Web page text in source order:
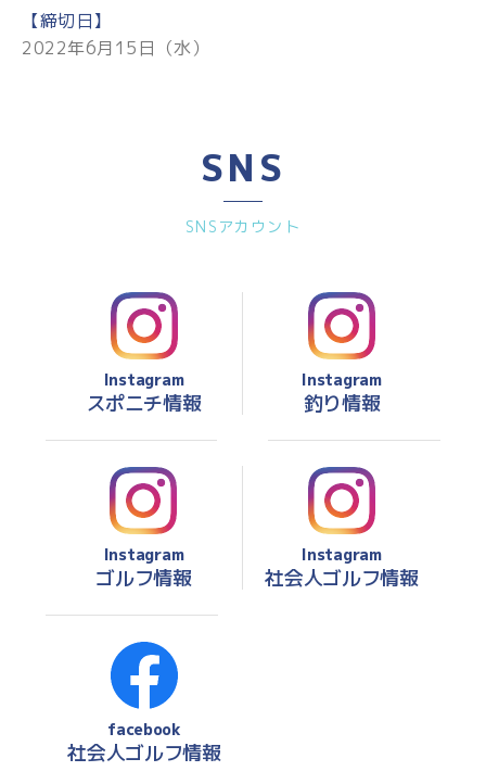
【締切日】
2022年6月15日（水）
SNS
SNSアカウント
Instagram
スポニチ情報
Instagram
釣り情報
Instagram
ゴルフ情報
Instagram
社会人ゴルフ情報
facebook
社会人ゴルフ情報